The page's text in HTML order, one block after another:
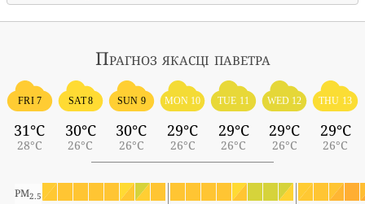
Прагноз якасці паветра
FRI 7
31°C
28°C
SAT 8
30°C
26°C
SUN 9
30°C
26°C
MON 10
29°C
26°C
TUE 11
29°C
26°C
WED 12
29°C
26°C
THU 13
29°C
26°C
PM2.5